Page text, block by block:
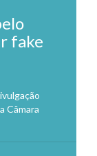
fake
Câmara